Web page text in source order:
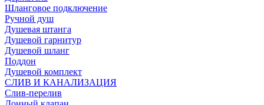
Шланговое подключение
Ручной душ
Душевая штанга
Душевой гарнитур
Душевой шланг
Поддон
Душевой комплект
СЛИВ И КАНАЛИЗАЦИЯ
Слив-перелив